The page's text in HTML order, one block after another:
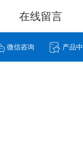
与喷油同一种处理工
在线留言
微信咨询 产品